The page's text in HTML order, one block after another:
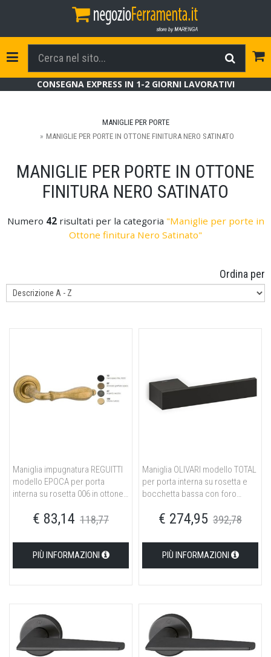
Toggle Navigation
CONSEGNA EXPRESS IN 1-2 GIORNI LAVORATIVI
MANIGLIE PER PORTE
MANIGLIE PER PORTE IN OTTONE FINITURA NERO SATINATO
MANIGLIE PER PORTE IN OTTONE
FINITURA NERO SATINATO
Numero 42risultati per la categoria "Maniglie per porte in
Ottone finitura Nero Satinato"
Ordina per
Maniglia impugnatura REGUITTI
modello EPOCA per porta
interna su rosetta 006 in ottone
€ 83,14 118,77
PIÙ INFORMAZIONI
Maniglia OLIVARI modello TOTAL
per porta interna su rosetta e
bocchetta bassa con foro
€ 274,95 392,78
PIÙ INFORMAZIONI